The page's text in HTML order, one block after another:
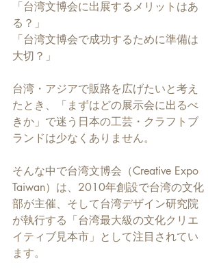
「台湾文博会に出展するメリットはあ
る？」
「台湾文博会で成功するために準備は
大切？」
台湾・アジアで販路を広げたいと考え
たとき、「まずはどの展示会に出るべ
きか」で迷う日本の工芸・クラフトブ
ランドは少なくありません。
そんな中で台湾文博会（Creative Expo
Taiwan）は、2010年創設で台湾の文化
部が主催、そして台湾デザイン研究院
が執行する「台湾最大級の文化クリエ
イティブ見本市」として注目されてい
ます。